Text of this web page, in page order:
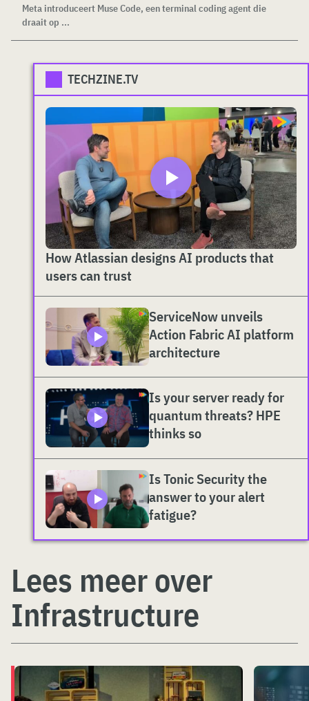
Meta introduceert Muse Code, een terminal coding agent die
draait op ...
TECHZINE.TV
How Atlassian designs AI products that
users can trust
ServiceNow unveils
Action Fabric AI platform
architecture
Is your server ready for
quantum threats? HPE
thinks so
Is Tonic Security the
answer to your alert
fatigue?
Lees meer over
Infrastructure